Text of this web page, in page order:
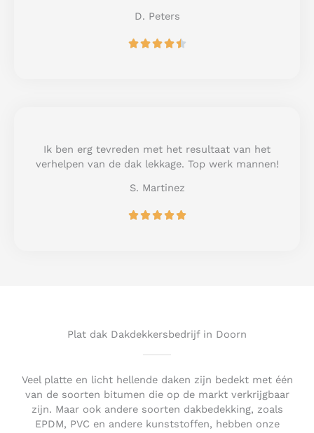
D. Peters

f
Ik ben erg tevreden met het resultaat van het
verhelpen van de dak lekkage. Top werk mannen!
S. Martinez
R
t
Plat dak Dakdekkersbedrijf in Doorn
Veel platte en licht hellende daken zijn bedekt met één
van de soorten bitumen die op de markt verkrijgbaar
zijn. Maar ook andere soorten dakbedekking, zoals
EPDM, PVC en andere kunststoffen, hebben onze